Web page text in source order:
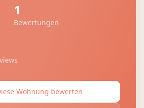
1
Bewertungen
Wohnung bewerten